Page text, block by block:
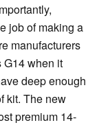
job of making a
manufacturers
G14 when it
deep enough
kit. The new
premium 14-